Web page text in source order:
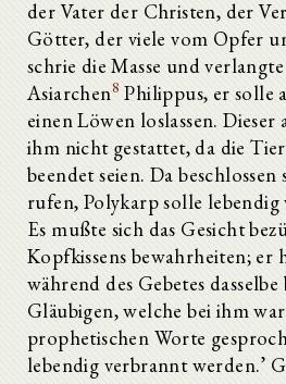
der Vater der Christen, der
Götter, der viele vom Opfer
schrie die Masse und
Asiarchen8 Philippus, er solle
einen Löwen loslassen. Dieser
ihm nicht gestattet, da die
beendet seien. Da
rufen, Polykarp solle
Es mußte sich das Gesicht
Kopfkissens bewahrheiten; er
während des Gebetes
Gläubigen, welche bei ihm
prophetischen Worte
lebendig verbrannt werden.’